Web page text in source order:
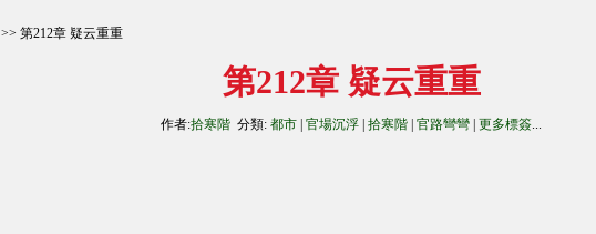
>> 第212章 疑云重重
第212章 疑云重重
作者:拾寒階 分類: 都市 官場沉浮 拾寒階 官路彎彎 更多標簽...